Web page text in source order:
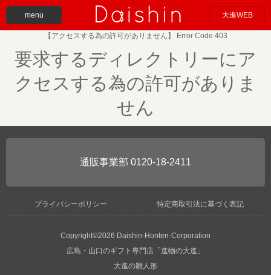
menu 大進WEB
【アクセスする為の許可がありません】 Error Code 403
要求するディレクトリーにア
クセスする為の許可がありま
せん
0120-18-2411
プライバシーポリシー 特定商取引法に基づく表記
Copyright©2026 Daishin-Honten-Corporation
広島・山口のギフト専門店「進物の大進」
大進の雛人形